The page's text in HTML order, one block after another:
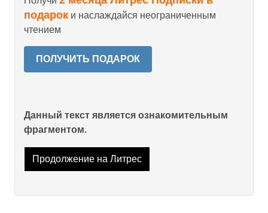
подарок и наслаждайся неограниченным
чтением
ПОЛУЧИТЬ ПОДАРОК
Данный текст является ознакомительным
фрагментом.
Продолжение на Литрес